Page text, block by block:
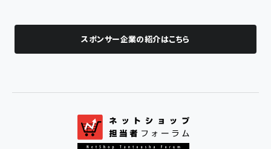
スポンサー企業の紹介はこちら